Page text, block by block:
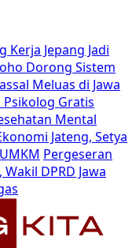
Jepang Jadi
Dorong Sistem
Meluas di Jawa
Gratis
Mental
Jateng, Setya
Pergeseran
DPRD Jawa